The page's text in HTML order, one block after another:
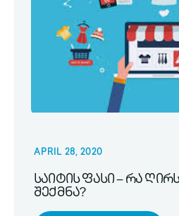
APRIL 28, 2020
საიტის ფასი – რა
შექმნა?